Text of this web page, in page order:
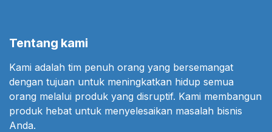
Tentang kami
Kami adalah tim penuh orang yang bersemangat
dengan tujuan untuk meningkatkan hidup semua
orang melalui produk yang disruptif. Kami membangun
produk hebat untuk menyelesaikan masalah bisnis
Anda.